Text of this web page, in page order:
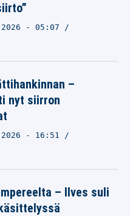
- 05:07
–
nyt siirron
- 16:51
– Ilves suli